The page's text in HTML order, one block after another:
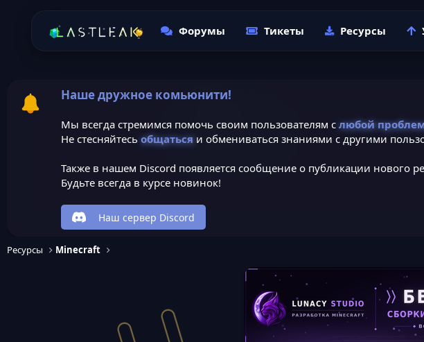
Форумы Тикеты Ресурсы
Наше дружное комьюнити!
Мы всегда стремимся помочь своим пользователям с любой
Не стесняйтесь общатьсяи обмениваться знаниями с другими
Также в нашем Discord появляется сообщение о публикации нового
Будьте всегда в курсе новинок!
Наш сервер Discord
Ресурсы Minecraft